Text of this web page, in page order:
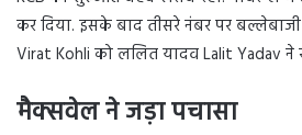
कर दिया. इसके बाद तीसरे नंबर पर
Virat Kohli को ललित यादव Lalit Yadav ने
मैक्सवेल ने जड़ा पचासा